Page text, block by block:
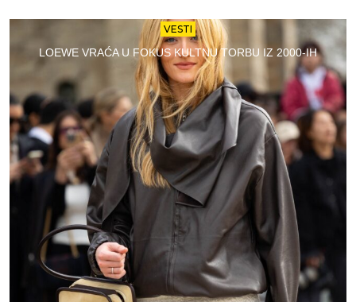
VESTI
LOEWE VRAĆA U FOKUS KULTNU TORBU IZ 2000-IH